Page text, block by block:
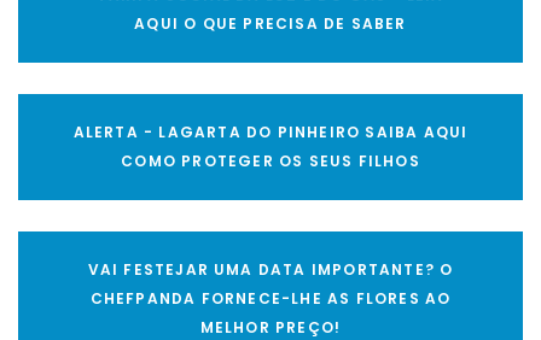
AQUI O QUE PRECISA DE SABER
ALERTA - LAGARTA DO PINHEIRO SAIBA AQUI
COMO PROTEGER OS SEUS FILHOS
VAI FESTEJAR UMA DATA IMPORTANTE? O
CHEFPANDA FORNECE-LHE AS FLORES AO
MELHOR PREÇO!